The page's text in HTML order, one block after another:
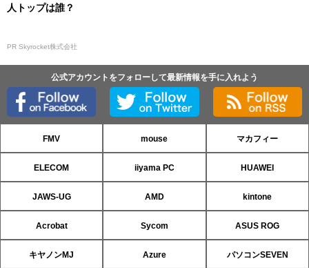
人トップは誰？
PR Skyrocket株式会社
公式アカウントをフォローして最新情報を手に入れよう
FMV mouse マカフィー
ELECOM iiyama PC HUAWEI
JAWS-UG AMD kintone
Acrobat Sycom ASUS ROG
キヤノンMJ Azure パソコンSEVEN